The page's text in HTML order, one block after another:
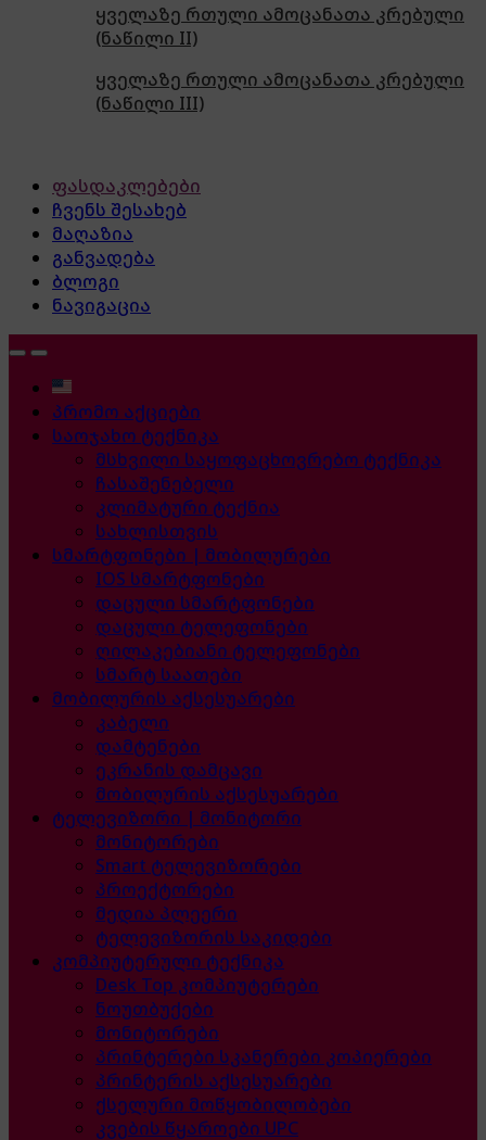
ყველაზე რთული ამოცანათა კრებული
(ნაწილი II)
ყველაზე რთული ამოცანათა კრებული
(ნაწილი III)
ფასდაკლებები
ჩვენს შესახებ
მაღაზია
განვადება
ბლოგი
ნავიგაცია
პრომო აქციები
საოჯახო ტექნიკა
მსხვილი საყოფაცხოვრებო ტექნიკა
ჩასაშენებელი
კლიმატური ტექნია
სახლისთვის
სმარტფონები | მობილურები
IOS სმარტფონები
დაცული სმარტფონები
დაცული ტელეფონები
ღილაკებიანი ტელეფონები
სმარტ საათები
მობილურის აქსესუარები
კაბელი
დამტენები
ეკრანის დამცავი
მობილურის აქსესუარები
ტელევიზორი | მონიტორი
მონიტორები
Smart ტელევიზორები
პროექტორები
მედია პლეერი
ტელევიზორის საკიდები
კომპიუტერული ტექნიკა
Desk Top კომპიუტერები
ნოუთბუქები
მონიტორები
პრინტერები სკანერები კოპიერები
პრინტერის აქსესუარები
ქსელური მოწყობილობები
კვების წყაროები UPC